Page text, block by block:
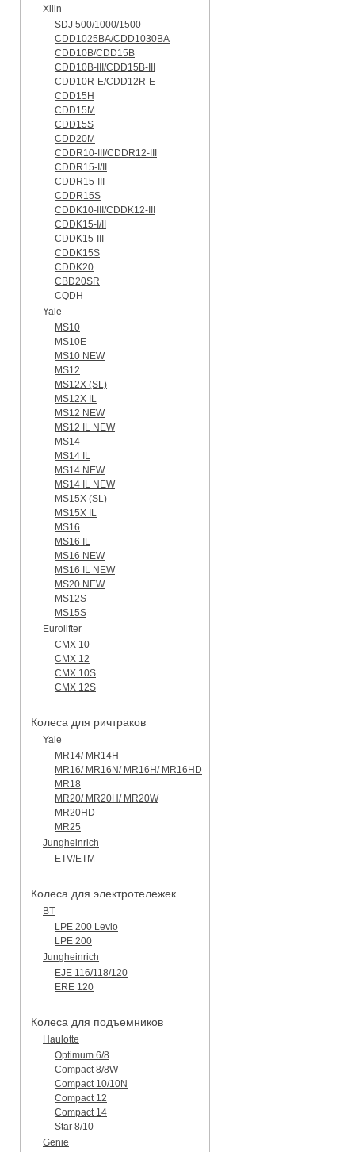
Xilin
SDJ 500/1000/1500
CDD1025BA/CDD1030BA
CDD10B/CDD15B
CDD10B-III/CDD15B-III
CDD10R-E/CDD12R-E
CDD15H
CDD15M
CDD15S
CDD20M
CDDR10-III/CDDR12-III
CDDR15-I/II
CDDR15-III
CDDR15S
CDDK10-III/CDDK12-III
CDDK15-I/II
CDDK15-III
CDDK15S
CDDK20
CBD20SR
CQDH
Yale
MS10
MS10E
MS10 NEW
MS12
MS12X (SL)
MS12X IL
MS12 NEW
MS12 IL NEW
MS14
MS14 IL
MS14 NEW
MS14 IL NEW
MS15X (SL)
MS15X IL
MS16
MS16 IL
MS16 NEW
MS16 IL NEW
MS20 NEW
MS12S
MS15S
Eurolifter
CMX 10
CMX 12
CMX 10S
CMX 12S
Колеса для ричтраков
Yale
MR14/ MR14H
MR16/ MR16N/ MR16H/ MR16HD
MR18
MR20/ MR20H/ MR20W
MR20HD
MR25
Jungheinrich
ETV/ETM
Колеса для электротележек
BT
LPE 200 Levio
LPE 200
Jungheinrich
EJE 116/118/120
ERE 120
Колеса для подъемников
Haulotte
Optimum 6/8
Compact 8/8W
Compact 10/10N
Compact 12
Compact 14
Star 8/10
Genie